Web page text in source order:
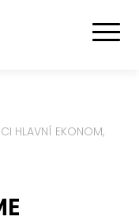
HLAVNÍ EKONOM,